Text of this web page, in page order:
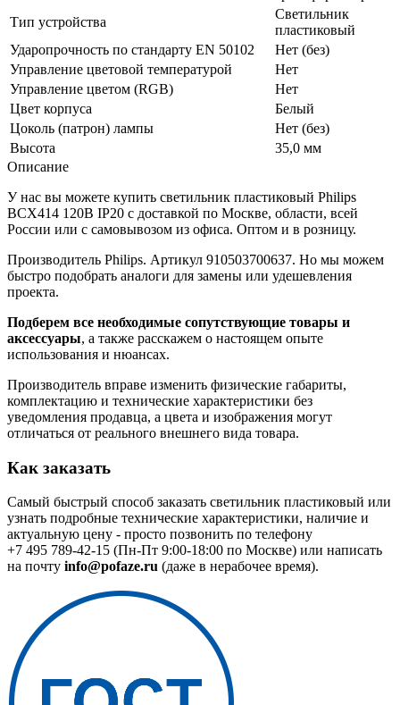
Тип устройства
Светильник
пластиковый
Ударопрочность по стандарту EN 50102
Нет (без)
Управление цветовой температурой
Нет
Управление цветом (RGB)
Нет
Цвет корпуса
Белый
Цоколь (патрон) лампы
Нет (без)
Высота
35,0 мм
Описание
У нас вы можете купить светильник пластиковый Philips
BCX414 120В IP20 с доставкой по Москве, области, всей
России или с самовывозом из офиса. Оптом и в розницу.
Производитель Philips. Артикул 910503700637. Но мы можем
быстро подобрать аналоги для замены или удешевления
проекта.
Подберем все необходимые сопутствующие товары и
аксессуары, а также расскажем о настоящем опыте
использования и нюансах.
Производитель вправе изменить физические габариты,
комплектацию и технические характеристики без
уведомления продавца, а цвета и изображения могут
отличаться от реального внешнего вида товара.
Как заказать
Самый быстрый способ заказать светильник пластиковый или
узнать подробные технические характеристики, наличие и
актуальную цену - просто позвонить по телефону
+7 495 789-42-15 (Пн-Пт 9:00-18:00 по Москве) или написать
на почту info@pofaze.ru (даже в нерабочее время).